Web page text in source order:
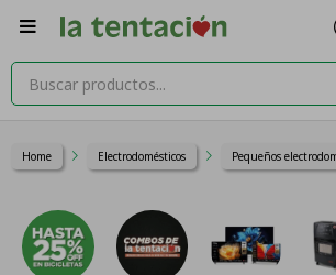

Home Electrodomésticos Pequeños